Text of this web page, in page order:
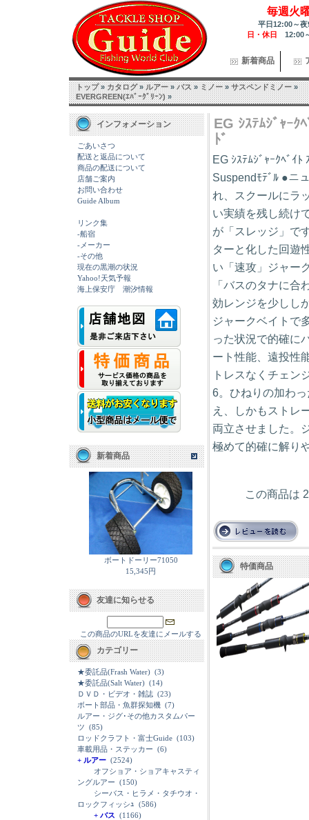
毎週火
平日12:00～
日・休日 12:00
新着商品
トップ»カタログ»ルアー»バス»ミノー»サスペンドミノー»
EVERGREEN(ｴﾊﾞｰｸﾞﾘｰﾝ)»
インフォメーション
ごあいさつ
配送と返品について
商品の配送について
店舗ご案内
お問い合わせ
Guide Album
リンク集
-船宿
-メーカー
-その他
現在の黒潮の状況
Yahoo!天気予報
海上保安庁 潮汐情報
新着商品
ボートドーリー71050
15,345円
友達に知らせる
この商品のURLを友達にメールする
カテゴリー
★委託品(Frash Water) (3)
★委託品(Salt Water) (14)
ＤＶＤ・ビデオ・雑誌 (23)
ボート部品・魚群探知機 (7)
ルアー・ジグ･その他カスタムパー
ツ (85)
ロッドクラフト・富士Guide (103)
車載用品・ステッカー (6)
+ ルアー (2524)
オフショア・ショアキャスティ
ングルアー (150)
シーバス・ヒラメ・タチウオ・
ロックフィッシｭ (586)
+ バス (1166)
EG ｼｽﾃﾑｼﾞｬｰｸ
ﾄﾞ
EG ｼｽﾃﾑｼﾞｬｰｸﾍﾞｲ
Suspendﾓﾃﾞﾙ ●ニ
れ、スクールにラ
い実績を残し続け
が「スレッジ」で
ターと化した回遊
い「速攻」ジャー
「バスのタナに
効レンジを少しし
ジャークベイトで
った状況で的確に
ート性能、遠投性
トレスなくチェン
6。ひねりの加わ
え、しかもストレ
両立させました。
極めて的確に解り
この商品は
特価商品